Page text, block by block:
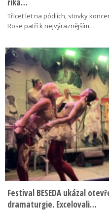
říká…
Třicet let na pódiích, stovky
Rose patří k nejvýraznějším…
Festival BESEDA ukázal
dramaturgie. Excelovali…